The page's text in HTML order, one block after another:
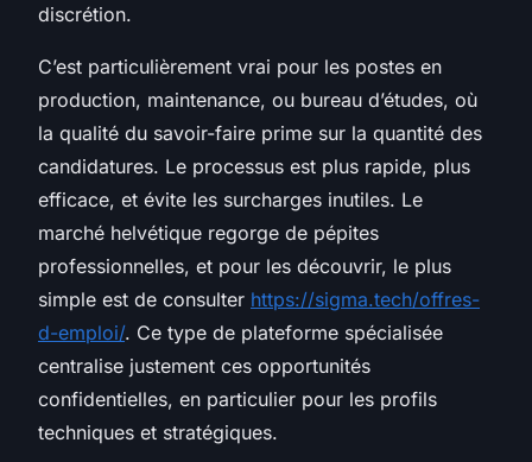
discrétion.
C’est particulièrement vrai pour les postes en
production, maintenance, ou bureau d’études, où
la qualité du savoir-faire prime sur la quantité des
candidatures. Le processus est plus rapide, plus
efficace, et évite les surcharges inutiles. Le
marché helvétique regorge de pépites
professionnelles, et pour les découvrir, le plus
simple est de consulter https://sigma.tech/offres-
d-emploi/. Ce type de plateforme spécialisée
centralise justement ces opportunités
confidentielles, en particulier pour les profils
techniques et stratégiques.